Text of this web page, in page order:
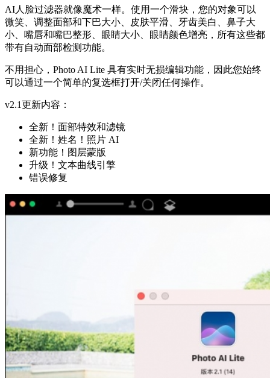
AI人脸过滤器就像魔术一样。使用一个滑块，您的对象可以
微笑、调整面部和下巴大小、皮肤平滑、牙齿美白、鼻子大
小、嘴唇和嘴巴整形、眼睛大小、眼睛颜色增亮，所有这些都
带有自动面部检测功能。
不用担心，Photo AI Lite 具有实时无损编辑功能，因此您始终
可以通过一个简单的复选框打开/关闭任何操作。
v2.1更新内容：
全新！面部特效和滤镜
全新！姓名！照片 AI
新功能！图层蒙版
升级！文本曲线引擎
错误修复